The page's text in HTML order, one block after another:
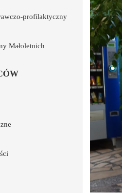
profilaktyczny
Małoletnich